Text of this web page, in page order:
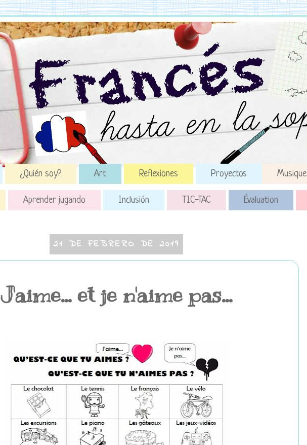
¿Quién soy? Art Reflexiones Proyectos Musique
Aprender jugando Inclusión TIC-TAC Évaluation
21 DE FEBRERO DE 2019
J'aime... et je n'aime pas...